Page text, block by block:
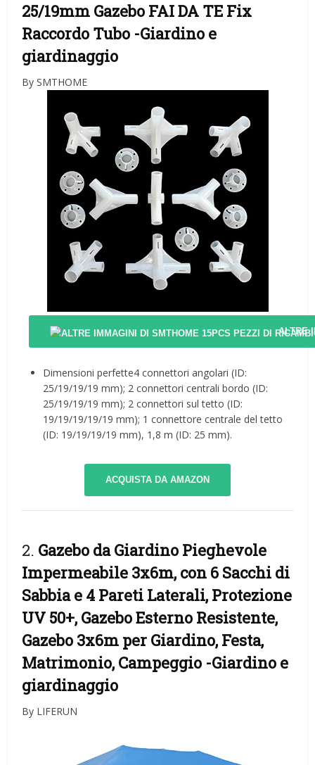
25/19mm Gazebo FAI DA TE Fix
Raccordo Tubo -Giardino e
giardinaggio
By SMTHOME
ALTRE
Dimensioni perfette4 connettori angolari (ID:
25/19/19/19 mm); 2 connettori centrali bordo (ID:
25/19/19/19 mm); 2 connettori sul tetto (ID:
19/19/19/19/19 mm); 1 connettore centrale del tetto
(ID: 19/19/19/19 mm), 1,8 m (ID: 25 mm).
ACQUISTA DA AMAZON
2. Gazebo da Giardino Pieghevole
Impermeabile 3x6m, con 6 Sacchi di
Sabbia e 4 Pareti Laterali, Protezione
UV 50+, Gazebo Esterno Resistente,
Gazebo 3x6m per Giardino, Festa,
Matrimonio, Campeggio -Giardino e
giardinaggio
By LIFERUN